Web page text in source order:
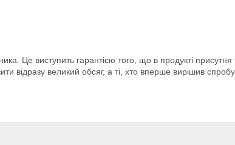
Це виступить гарантією того, що в продукті присутня
відразу великий обсяг, а ті, хто вперше вирішив